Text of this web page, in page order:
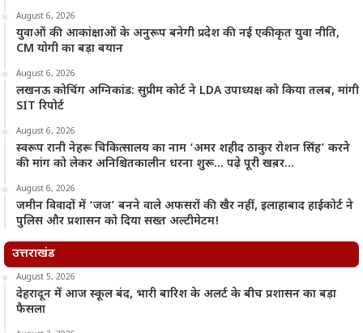
August 6, 2026
युवाओं की आकांक्षाओं के अनुरूप बनेगी प्रदेश की नई एकीकृत युवा नीति,
CM योगी का बड़ा बयान
August 6, 2026
लखनऊ कोचिंग अग्निकांड: सुप्रीम कोर्ट ने LDA उपाध्यक्ष को किया तलब, मांगी
SIT रिपोर्ट
August 6, 2026
स्वरूप रानी नेहरू चिकित्सालय का नाम ‘अमर शहीद ठाकुर रोशन सिंह’ करने
की मांग को लेकर अनिश्चितकालीन धरना शुरू… पढ़े पूरी खब़र…
August 6, 2026
जमीन विवादों में ‘जज’ बनने वाले अफसरों की खैर नहीं, इलाहाबाद हाईकोर्ट ने
पुलिस और प्रशासन को दिया सख्त अल्टीमेटम!
उत्तराखंड
August 5, 2026
देहरादून में आज स्कूल बंद, भारी बारिश के अलर्ट के बीच प्रशासन का बड़ा
फैसला